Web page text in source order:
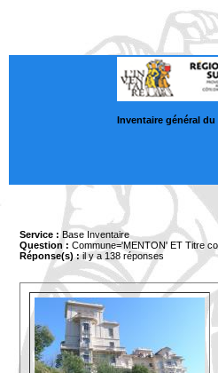
Inventaire général du
Service : Base Inventaire
Question : Commune='MENTON' ET Titre
Réponse(s) :il y a 138 réponses